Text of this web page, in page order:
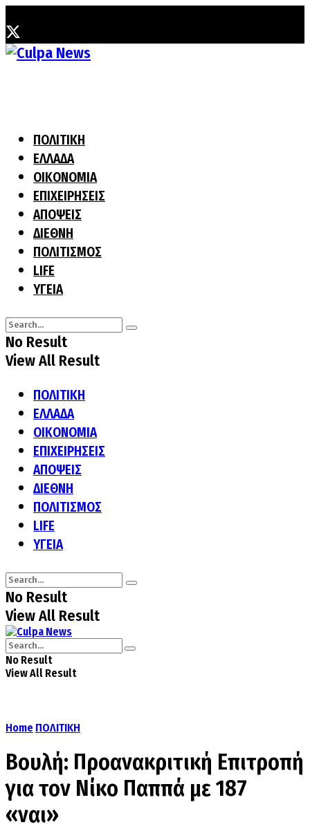
ΠΟΛΙΤΙΚΗ
ΕΛΛΑΔΑ
ΟΙΚΟΝΟΜΙΑ
ΕΠΙΧΕΙΡΗΣΕΙΣ
ΑΠΟΨΕΙΣ
ΔΙΕΘΝΗ
ΠΟΛΙΤΙΣΜΟΣ
LIFE
ΥΓΕΙΑ
No Result
View All Result
ΠΟΛΙΤΙΚΗ
ΕΛΛΑΔΑ
ΟΙΚΟΝΟΜΙΑ
ΕΠΙΧΕΙΡΗΣΕΙΣ
ΑΠΟΨΕΙΣ
ΔΙΕΘΝΗ
ΠΟΛΙΤΙΣΜΟΣ
LIFE
ΥΓΕΙΑ
No Result
View All Result
No Result
View All Result
Home ΠΟΛΙΤΙΚΗ
Βουλή: Προανακριτική Επιτροπή
για τον Νίκο Παππά με 187
«ναι»